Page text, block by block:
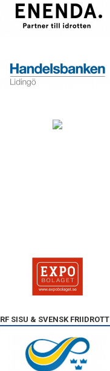
RF SISU & SVENSK FRIIDROTT